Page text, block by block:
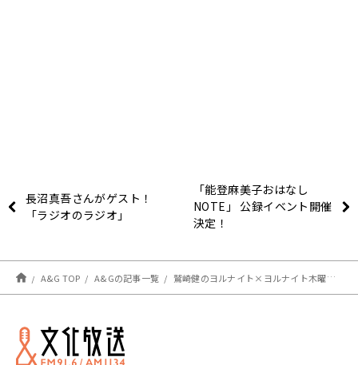
長沼真吾さんがゲスト！
「ラジオのラジオ」
「能登麻美子おはなし
NOTE」 公録イベント開催
決定！
A&G TOP A&Gの記事一覧 鷲崎健のヨルナイト×ヨルナイト木曜日！ #１３８４レポート